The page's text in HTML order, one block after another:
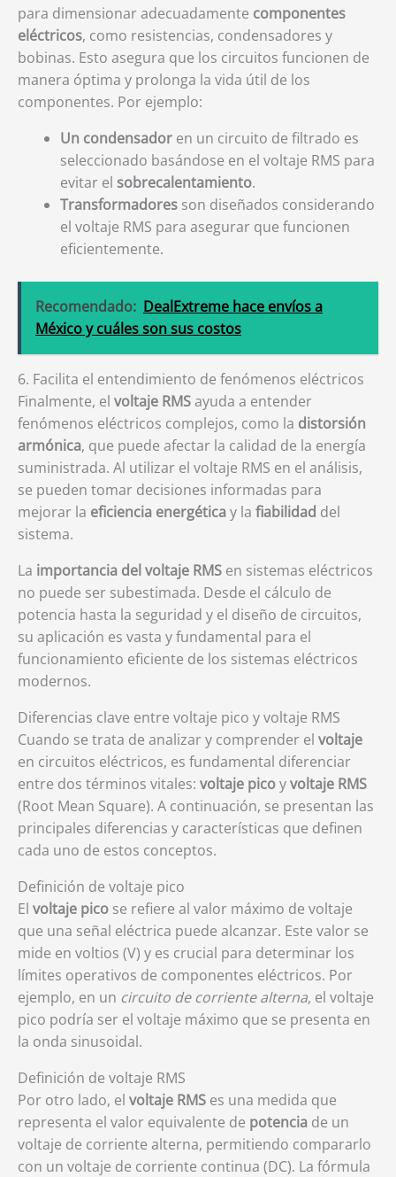
para dimensionar adecuadamente componentes
eléctricos, como resistencias, condensadores y
bobinas. Esto asegura que los circuitos funcionen de
manera óptima y prolonga la vida útil de los
componentes. Por ejemplo:
Un condensador en un circuito de filtrado es
seleccionado basándose en el voltaje RMS para
evitar el sobrecalentamiento.
Transformadores son diseñados considerando
el voltaje RMS para asegurar que funcionen
eficientemente.
Recomendado: DealExtreme hace envíos a
México y cuáles son sus costos
6. Facilita el entendimiento de fenómenos eléctricos
Finalmente, el voltaje RMSayuda a entender
fenómenos eléctricos complejos, como la distorsión
armónica, que puede afectar la calidad de la energía
suministrada. Al utilizar el voltaje RMS en el análisis,
se pueden tomar decisiones informadas para
mejorar la eficiencia energéticay la fiabilidad del
sistema.
La importancia del voltaje RMS en sistemas eléctricos
no puede ser subestimada. Desde el cálculo de
potencia hasta la seguridad y el diseño de circuitos,
su aplicación es vasta y fundamental para el
funcionamiento eficiente de los sistemas eléctricos
modernos.
Diferencias clave entre voltaje pico y voltaje RMS
Cuando se trata de analizar y comprender el voltaje
en circuitos eléctricos, es fundamental diferenciar
entre dos términos vitales: voltaje picoyvoltaje RMS
(Root Mean Square). A continuación, se presentan las
principales diferencias y características que definen
cada uno de estos conceptos.
Definición de voltaje pico
El voltaje pico se refiere al valor máximo de voltaje
que una señal eléctrica puede alcanzar. Este valor se
mide en voltios (V) y es crucial para determinar los
límites operativos de componentes eléctricos. Por
ejemplo, en un circuito de corriente alterna, el voltaje
pico podría ser el voltaje máximo que se presenta en
la onda sinusoidal.
Definición de voltaje RMS
Por otro lado, el voltaje RMS es una medida que
representa el valor equivalente de potencia de un
voltaje de corriente alterna, permitiendo compararlo
con un voltaje de corriente continua (DC). La fórmula